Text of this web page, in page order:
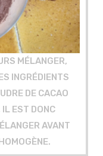
MÉLANGER,
INGRÉDIENTS
DE CACAO
IL EST DONC
AVANT